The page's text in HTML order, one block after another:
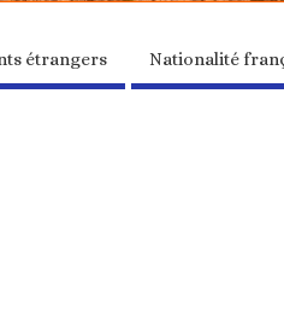
étrangers Nationalité